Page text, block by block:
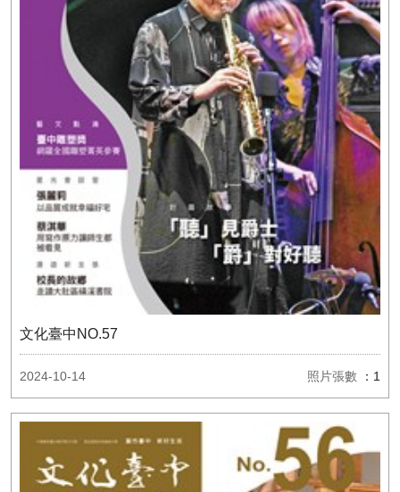
文化臺中NO.57
2024-10-14 照片張數 ：1